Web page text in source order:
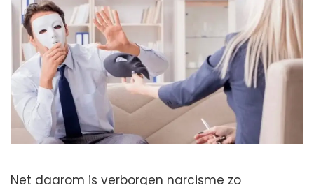
Net daarom is verborgen narcisme zo